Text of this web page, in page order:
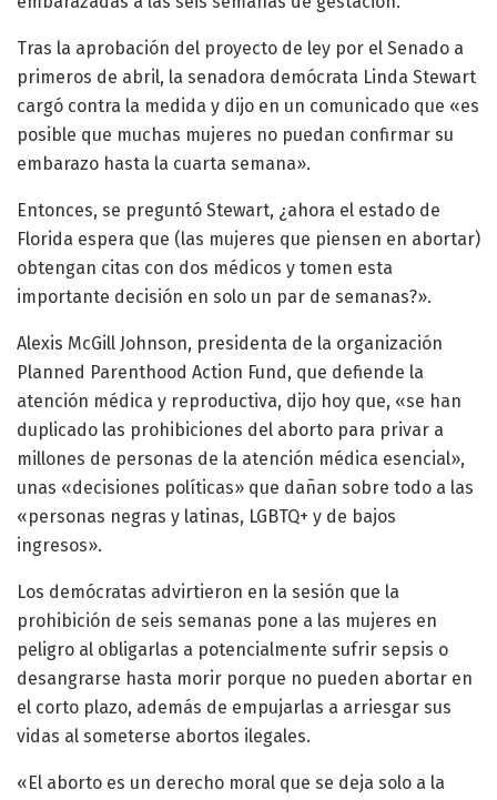
Tras la aprobación del proyecto de ley por el Senado a
primeros de abril, la senadora demócrata Linda Stewart
cargó contra la medida y dijo en un comunicado que «es
posible que muchas mujeres no puedan confirmar su
embarazo hasta la cuarta semana».
Entonces, se preguntó Stewart, ¿ahora el estado de
Florida espera que (las mujeres que piensen en abortar)
obtengan citas con dos médicos y tomen esta
importante decisión en solo un par de semanas?».
Alexis McGill Johnson, presidenta de la organización
Planned Parenthood Action Fund, que defiende la
atención médica y reproductiva, dijo hoy que, «se han
duplicado las prohibiciones del aborto para privar a
millones de personas de la atención médica esencial»,
unas «decisiones políticas» que dañan sobre todo a las
«personas negras y latinas, LGBTQ+ y de bajos
ingresos».
Los demócratas advirtieron en la sesión que la
prohibición de seis semanas pone a las mujeres en
peligro al obligarlas a potencialmente sufrir sepsis o
desangrarse hasta morir porque no pueden abortar en
el corto plazo, además de empujarlas a arriesgar sus
vidas al someterse abortos ilegales.
«El aborto es un derecho moral que se deja solo a la